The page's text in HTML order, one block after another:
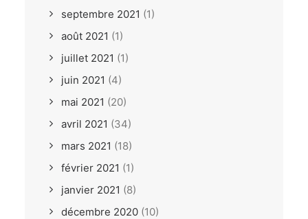
septembre 2021 (1)
août 2021 (1)
juillet 2021 (1)
juin 2021 (4)
mai 2021 (20)
avril 2021 (34)
mars 2021 (18)
février 2021 (1)
janvier 2021 (8)
décembre 2020 (10)